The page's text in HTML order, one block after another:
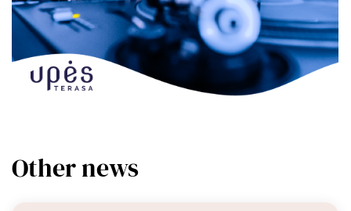
Other news